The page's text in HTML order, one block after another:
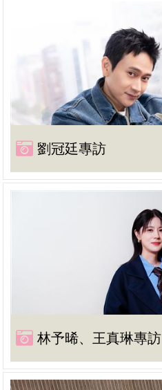
劉冠廷專訪
林予晞、王真琳專訪